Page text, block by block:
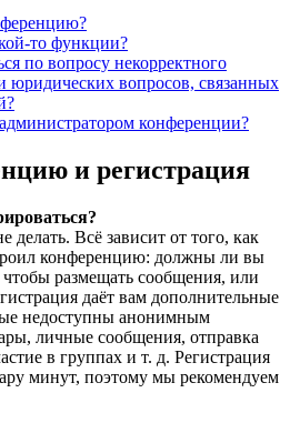
то функции?
по вопросу некорректного
юридических вопросов, связанных
конференции?
и регистрация
делать. Всё зависит от того, как
конференцию: должны ли вы
чтобы размещать сообщения, или
даёт вам дополнительные
недоступны анонимным
личные сообщения, отправка
в группах и т. д. Регистрация
минут, поэтому мы рекомендуем